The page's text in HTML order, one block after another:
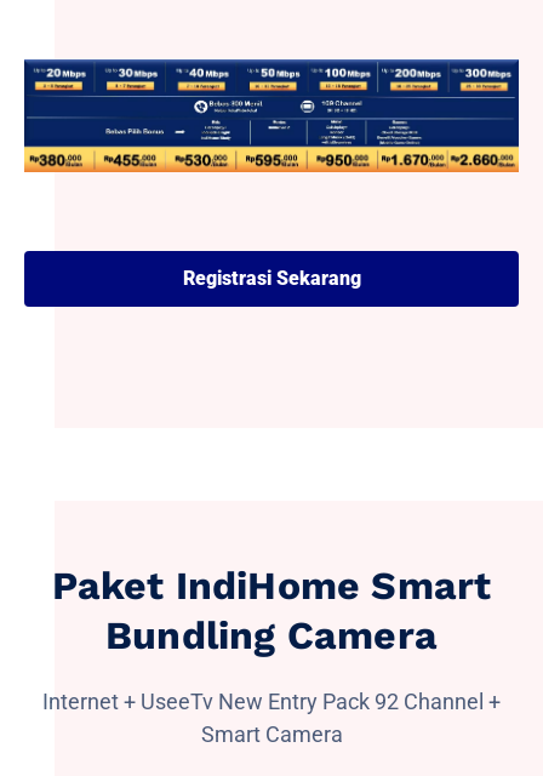
Registrasi Sekarang
Paket IndiHome Smart
Bundling Camera
Internet + UseeTv New Entry Pack 92 Channel +
Smart Camera